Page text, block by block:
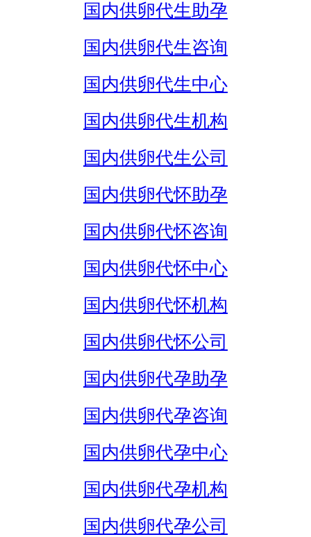
国内供卵代生助孕
国内供卵代生咨询
国内供卵代生中心
国内供卵代生机构
国内供卵代生公司
国内供卵代怀助孕
国内供卵代怀咨询
国内供卵代怀中心
国内供卵代怀机构
国内供卵代怀公司
国内供卵代孕助孕
国内供卵代孕咨询
国内供卵代孕中心
国内供卵代孕机构
国内供卵代孕公司